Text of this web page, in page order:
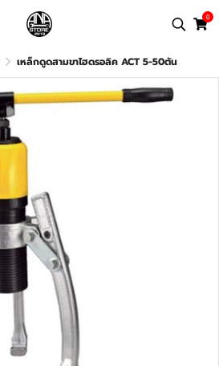
0
เหล็กดูดสามขาไฮดรอลิค ACT 5-50ตัน